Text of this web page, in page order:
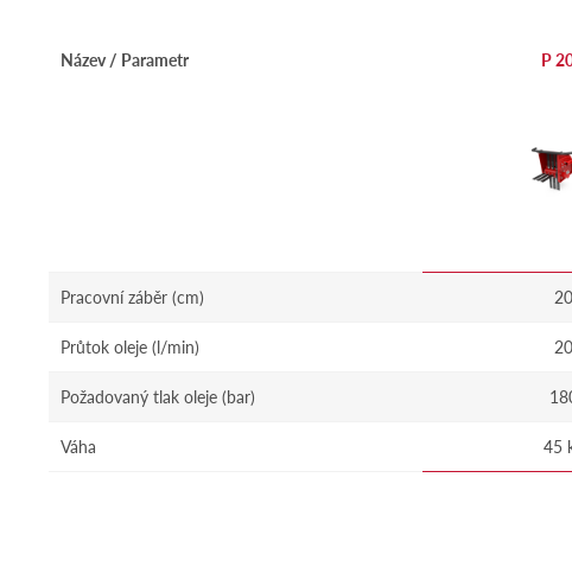
Název / Parametr
Pracovní záběr (cm)
Průtok oleje (l/min)
Požadovaný tlak oleje (bar)
Váha
P
20
20
45